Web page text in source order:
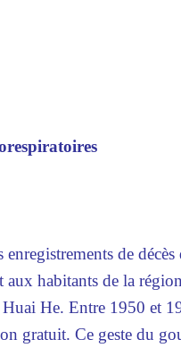
de
aux habitants de la
He. Entre 1950 et
gratuit. Ce geste du